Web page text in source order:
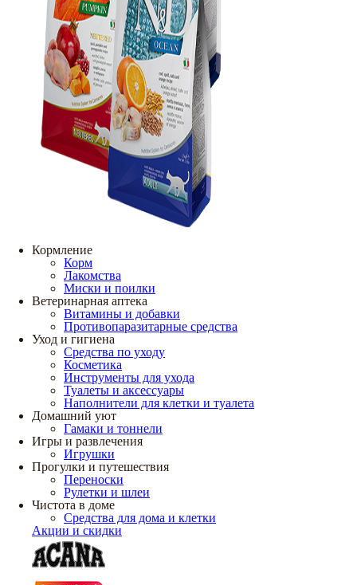
Кормление
Корм
Лакомства
Миски и поилки
Ветеринарная аптека
Витамины и добавки
Противопаразитарные средства
Уход и гигиена
Средства по уходу
Косметика
Инструменты для ухода
Туалеты и аксессуары
Наполнители для клетки и туалета
Домашний уют
Гамаки и тоннели
Игры и развлечения
Игрушки
Прогулки и путешествия
Переноски
Рулетки и шлеи
Чистота в доме
Средства для дома и клетки
Акции и скидки